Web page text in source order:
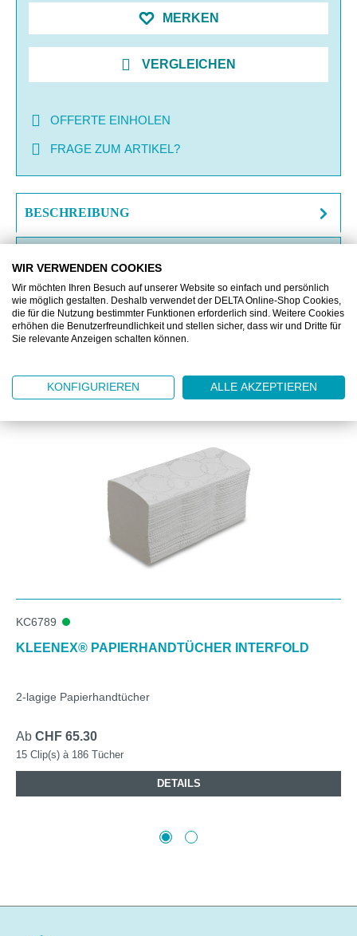
MERKEN
VERGLEICHEN
OFFERTE EINHOLEN
FRAGE ZUM ARTIKEL?
BESCHREIBUNG
DOWNLOAD
Produktgalerie überspringen
Kunden kauften auch
KC6789
KLEENEX® PAPIERHANDTÜCHER INTERFOLD
2-lagige Papierhandtücher
Ab CHF 65.30
15 Clip(s) à 186 Tücher
DETAILS
WIR VERWENDEN COOKIES
Wir möchten Ihren Besuch auf unserer Website so einfach und persönlich
wie möglich gestalten. Deshalb verwendet der DELTA Online-Shop Cookies,
die für die Nutzung bestimmter Funktionen erforderlich sind. Weitere Cookies
erhöhen die Benutzerfreundlichkeit und stellen sicher, dass wir und Dritte für
Sie relevante Anzeigen schalten können.
KONFIGURIEREN ALLE AKZEPTIEREN